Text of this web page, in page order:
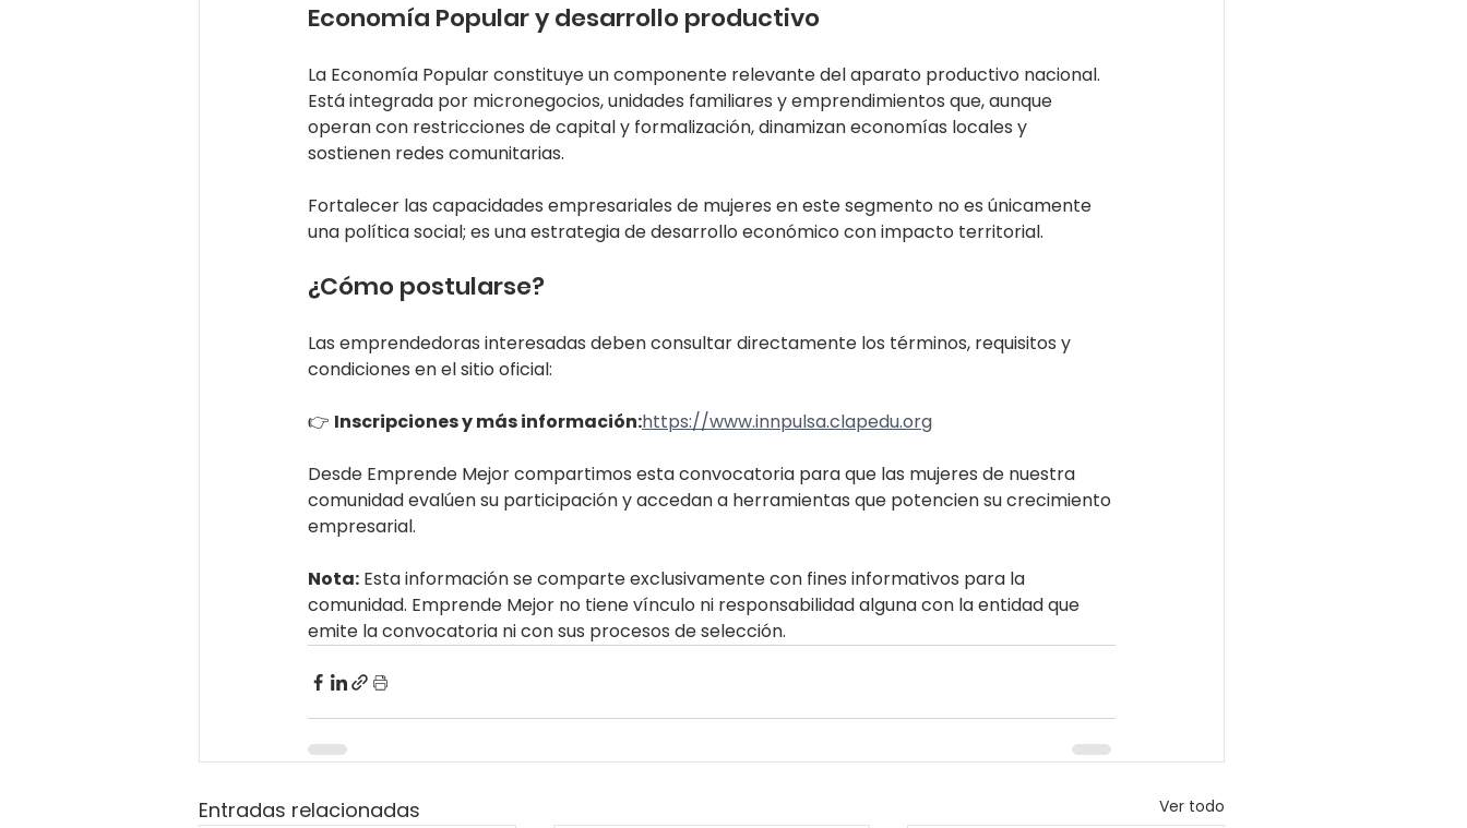
Economía Popular y desarrollo productivo
La Economía Popular constituye un componente relevante del aparato productivo nacional.
Está integrada por micronegocios, unidades familiares y emprendimientos que, aunque
operan con restricciones de capital y formalización, dinamizan economías locales y
sostienen redes comunitarias.
Fortalecer las capacidades empresariales de mujeres en este segmento no es únicamente
una política social; es una estrategia de desarrollo económico con impacto territorial.
¿Cómo postularse?
Las emprendedoras interesadas deben consultar directamente los términos, requisitos y
condiciones en el sitio oficial:
👉 Inscripciones y más información:https://www.innpulsa.clapedu.org
Desde Emprende Mejor compartimos esta convocatoria para que las mujeres de nuestra
comunidad evalúen su participación y accedan a herramientas que potencien su crecimiento
empresarial.
Nota: Esta información se comparte exclusivamente con fines informativos para la
comunidad. Emprende Mejor no tiene vínculo ni responsabilidad alguna con la entidad que
emite la convocatoria ni con sus procesos de selección.
Entradas relacionadas Ver todo